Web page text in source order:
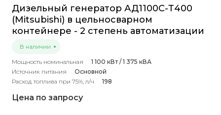
Дизельный генератор АД1100С-Т400
(Mitsubishi) в цельносварном
контейнере - 2 степень автоматизации
В наличии
Мощность номинальная
1 100 кВт / 1 375 кВА
Источник питания
Основной
Расход топлива при 75%, л/ч
198
Цена по запросу